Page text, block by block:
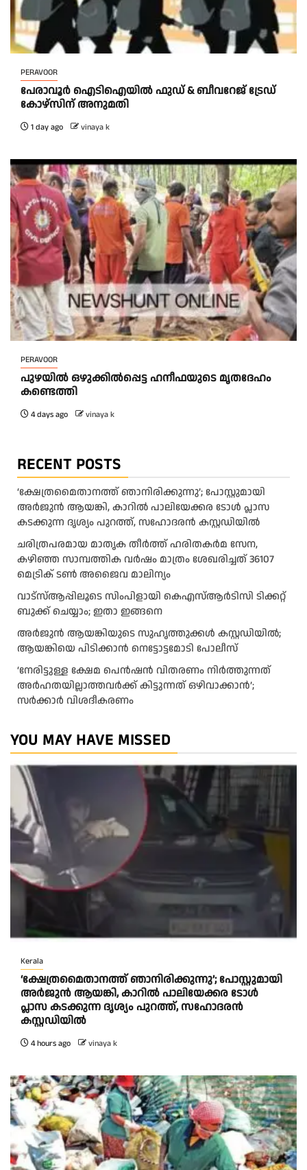
PERAVOOR
പേരാവൂർ ഐടിഐയിൽ ഫുഡ് & ബീവറേജ് ട്രേഡ്
കോഴ്സിന് അനുമതി
1 day ago vinaya k
PERAVOOR
പുഴയിൽ ഒഴുക്കിൽപ്പെട്ട ഹനീഫയുടെ മൃതദേഹം
കണ്ടെത്തി
4 days ago vinaya k
RECENT POSTS
‘ക്ഷേത്രമൈതാനത്ത് ഞാനിരിക്കുന്നു’; പോസ്റ്റുമായി
അർജുൻ ആയങ്കി, കാറിൽ പാലിയേക്കര ടോൾ പ്ലാസ
കടക്കുന്ന ദൃശ്യം പുറത്ത്, സഹോദരൻ കസ്റ്റഡിയിൽ
ചരിത്രപരമായ മാതൃക തീര്‍ത്ത് ഹരിതകര്‍മ സേന,
കഴിഞ്ഞ സാമ്പത്തിക വര്‍ഷം മാത്രം ശേഖരിച്ചത് 36107
മെട്രിക് ടണ്‍ അജൈവ മാലിന്യം
വാട്‌സ്ആപ്പിലൂടെ സിംപിളായി കെഎസ്ആര്‍ടിസി ടിക്കറ്റ്
ബുക്ക് ചെയ്യാം; ഇതാ ഇങ്ങനെ
അർജുൻ ആയങ്കിയുടെ സുഹൃത്തുക്കൾ കസ്റ്റഡിയിൽ;
ആയങ്കിയെ പിടിക്കാൻ നെട്ടോട്ടമോടി പോലീസ്
‘നേരിട്ടുള്ള ക്ഷേമ പെൻഷൻ വിതരണം നി‍‍ർത്തുന്നത്
അർഹതയില്ലാത്തവർക്ക് കിട്ടുന്നത് ഒഴിവാക്കാൻ’;
സർക്കാ‍ർ വിശദീകരണം
YOU MAY HAVE MISSED
Kerala
‘ക്ഷേത്രമൈതാനത്ത് ഞാനിരിക്കുന്നു’; പോസ്റ്റുമായി
അർജുൻ ആയങ്കി, കാറിൽ പാലിയേക്കര ടോൾ
പ്ലാസ കടക്കുന്ന ദൃശ്യം പുറത്ത്, സഹോദരൻ
കസ്റ്റഡിയിൽ
4 hours ago vinaya k